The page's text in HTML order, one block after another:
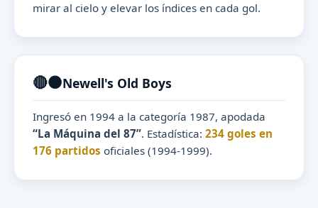
mirar al cielo y elevar los índices en cada gol.
🔴⚫Newell's Old Boys
Ingresó en 1994 a la categoría 1987, apodada
“La Máquina del 87”. Estadística: 234 goles en
176 partidos oficiales (1994-1999).